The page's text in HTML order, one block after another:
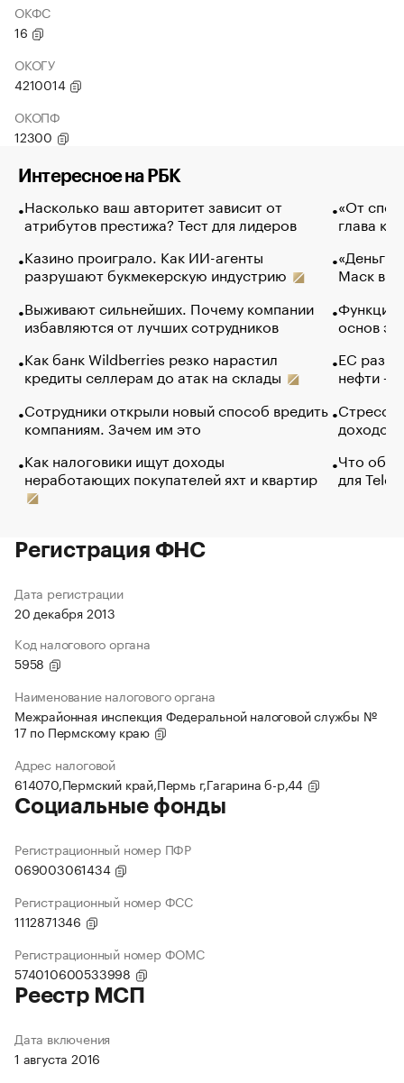
ОКФС
16
ОКОГУ
4210014
ОКОПФ
12300
Интересное на РБК
Насколько ваш авторитет зависит от
атрибутов престижа? Тест для лидеров
Казино проиграло. Как ИИ-агенты
разрушают букмекерскую индустрию
Выживают сильнейших. Почему компании
избавляются от лучших сотрудников
Как банк Wildberries резко нарастил
кредиты селлерам до атак на склады
Сотрудники открыли новый способ вредить
компаниям. Зачем им это
Как налоговики ищут доходы
неработающих покупателей яхт и квартир
«От
глава
«Деньги
Маск в
Функции
основ
ЕС
нефти —
Стресс
доходов
Что
для
Регистрация ФНС
Дата регистрации
20 декабря 2013
Код налогового органа
5958
Наименование налогового органа
Межрайонная инспекция Федеральной налоговой службы №
17 по Пермскому краю
Адрес налоговой
614070,Пермский край,Пермь г,Гагарина б-р,44
Социальные фонды
Регистрационный номер ПФР
069003061434
Регистрационный номер ФСС
1112871346
Регистрационный номер ФОМС
574010600533998
Реестр МСП
Дата включения
1 августа 2016